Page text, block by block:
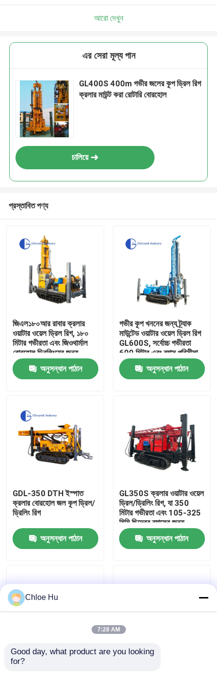
পণ্য
আমাদের সম্পর্কে
কারখানা ভ্রমণ
মান নিয়ন্ত্রণ
খবর
মামলা
উদ্ধৃতির জন্য আবেদন
আরো দেখুন
এর সেরা মূল্য পান
GL400S 400m গভীর জলের কূপ ড্রিল রিগ
ক্রলার মাউন্ট করা রোটারি বোরহোল
চালিয়ে
প্রস্তাবিত পণ্য
জিএল১৮০আর রাবার ক্রলার
ওয়াটার ওয়েল ড্রিল রিগ, ১৮০
মিটার গভীরতা এবং জিওথার্মাল
বোরহোল ড্রিলিংয়ের জন্য
হাইড্রোলিক টপ ড্রাইভ সহ
অনুসন্ধান পাঠান
গভীর কূপ খননের জন্য ট্র্যাক
মাউন্টেড ওয়াটার ওয়েল ড্রিল রিগ
GL600S, সর্বোচ্চ গভীরতা
600 মিটার এবং ব্যাস পরিসীমা
105 থেকে 500 মিমি
অনুসন্ধান পাঠান
GDL-350 DTH ইস্পাত
ক্রলার বোরহোল জল কূপ ড্রিল/
ড্রিলিং রিগ
অনুসন্ধান পাঠান
GL350S ক্রলার ওয়াটার ওয়েল
ড্রিল/ড্রিলিং রিগ, যা 350
মিটার গভীরতা এবং 105-325
মিমি ছিদ্রের ব্যাসের জন্য
উপযুক্ত
অনুসন্ধান পাঠান
350m ক্রলার টাইপ গভীর
Chloe Hu
7:28 AM
Good day, what product are you looking
for?